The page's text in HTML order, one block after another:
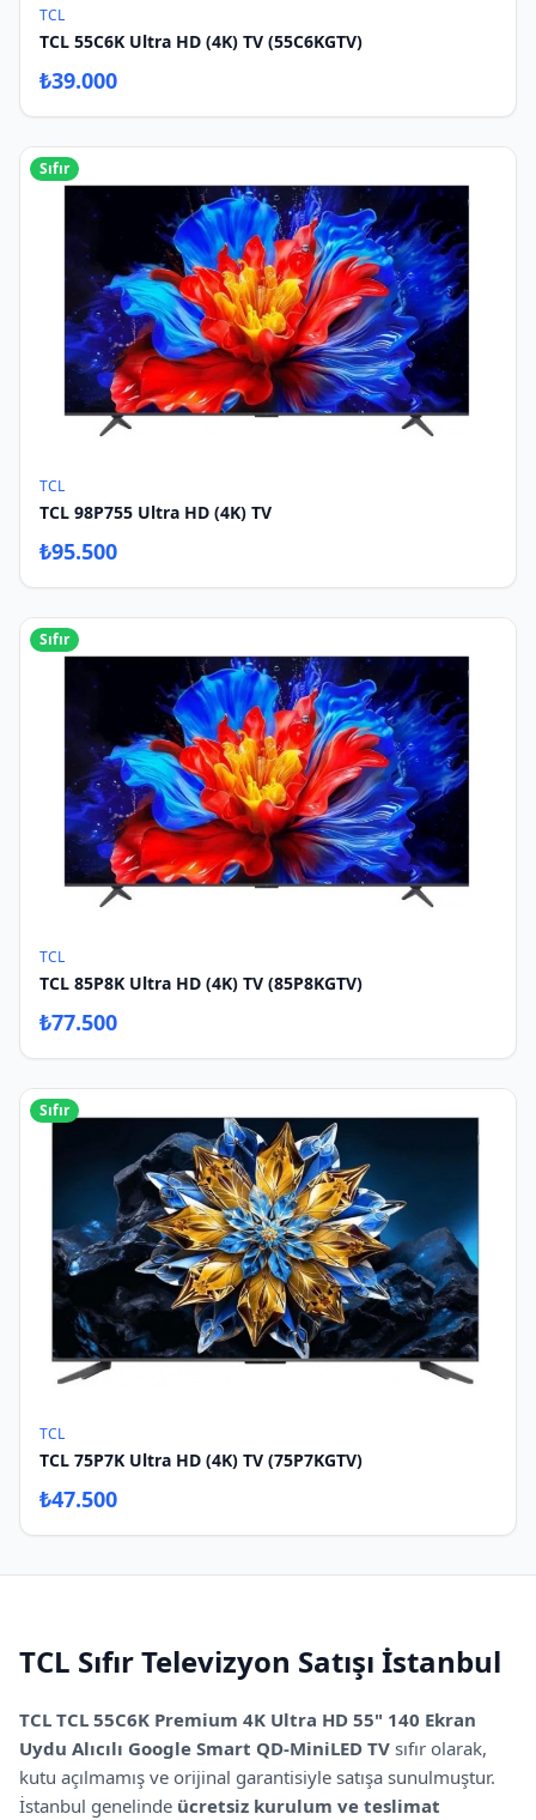
TCL
TCL 55C6K Ultra HD (4K) TV (55C6KGTV)
₺39.000
Sıfır
TCL
TCL 98P755 Ultra HD (4K) TV
₺95.500
Sıfır
TCL
TCL 85P8K Ultra HD (4K) TV (85P8KGTV)
₺77.500
Sıfır
TCL
TCL 75P7K Ultra HD (4K) TV (75P7KGTV)
₺47.500
TCL SıfırTelevizyon Satışı İstanbul
TCL TCL 55C6K Premium 4K Ultra HD 55" 140 Ekran
Uydu Alıcılı Google Smart QD-MiniLED TV sıfır olarak,
kutu açılmamış ve orijinal garantisiyle satışa sunulmuştur.
İstanbul genelinde ücretsiz kurulum ve teslimat